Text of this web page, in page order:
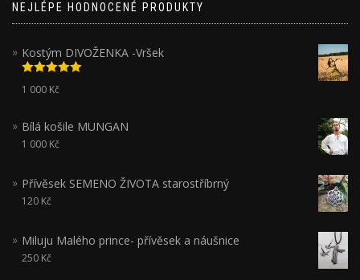
NEJLÉPE HODNOCENÉ PRODUKTY
Kostým DIVOŽENKA -Vršek
Hodnocení
5.00z 5
1 000 Kč
Bílá košile MUNGAN
1 000 Kč
Přívěsek SEMENO ŽIVOTA starostříbrný
120 Kč
Miluju Malého prince- přívěsek a náušnice
250 Kč